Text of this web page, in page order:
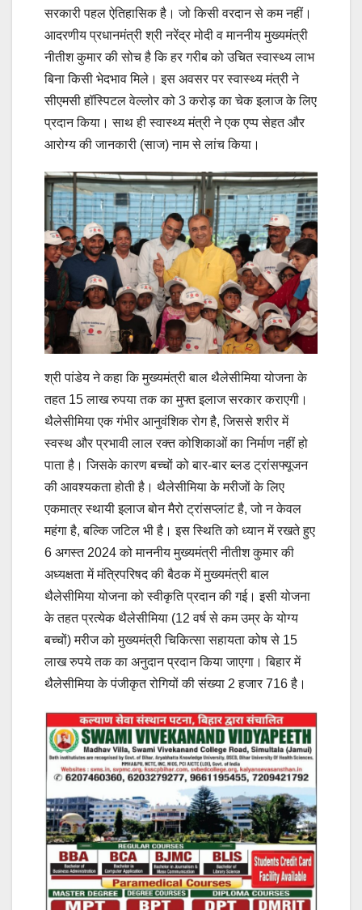
सरकारी पहल ऐतिहासिक है। जो किसी वरदान से कम नहीं।
आदरणीय प्रधानमंत्री श्री नरेंद्र मोदी व माननीय मुख्यमंत्री
नीतीश कुमार की सोच है कि हर गरीब को उचित स्वास्थ्य लाभ
बिना किसी भेदभाव मिले। इस अवसर पर स्वास्थ्य मंत्री ने
सीएमसी हॉस्पिटल वेल्लोर को 3 करोड़ का चेक इलाज के लिए
प्रदान किया। साथ ही स्वास्थ्य मंत्री ने एक एप्प सेहत और
आरोग्य की जानकारी (साज) नाम से लांच किया।
श्री पांडेय ने कहा कि मुख्यमंत्री बाल थैलेसीमिया योजना के
तहत 15 लाख रुपया तक का मुफ्त इलाज सरकार कराएगी।
थैलेसीमिया एक गंभीर आनुवंशिक रोग है, जिससे शरीर में
स्वस्थ और प्रभावी लाल रक्त कोशिकाओं का निर्माण नहीं हो
पाता है। जिसके कारण बच्चों को बार-बार ब्लड ट्रांसफ्यूजन
की आवश्यकता होती है। थैलेसीमिया के मरीजों के लिए
एकमात्र स्थायी इलाज बोन मैरो ट्रांसप्लांट है, जो न केवल
महंगा है, बल्कि जटिल भी है। इस स्थिति को ध्यान में रखते हुए
6 अगस्त 2024 को माननीय मुख्यमंत्री नीतीश कुमार की
अध्यक्षता में मंत्रिपरिषद की बैठक में मुख्यमंत्री बाल
थैलेसीमिया योजना को स्वीकृति प्रदान की गई। इसी योजना
के तहत प्रत्येक थैलेसीमिया (12 वर्ष से कम उम्र के योग्य
बच्चों) मरीज को मुख्यमंत्री चिकित्सा सहायता कोष से 15
लाख रुपये तक का अनुदान प्रदान किया जाएगा। बिहार में
थैलेसीमिया के पंजीकृत रोगियों की संख्या 2 हजार 716 है।